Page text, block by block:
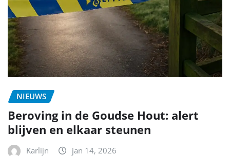
NIEUWS
Beroving in de Goudse Hout: alert
blijven en elkaar steunen
Karlijn jan 14, 2026